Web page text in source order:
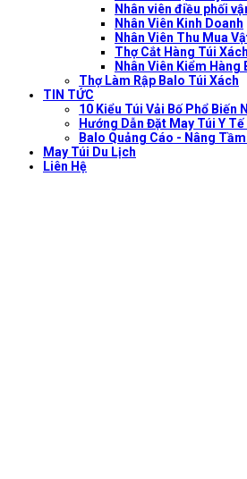
Nhân viên điều phối
Nhân Viên Kinh Doanh
Nhân Viên Thu Mua
Thợ Cắt Hàng Túi Xách
Nhân Viên Kiểm Hàng
Thợ Làm Rập Balo Túi Xách
TIN TỨC
10 Kiểu Túi Vải Bố Phổ Biến
Hướng Dẫn Đặt May Túi Y
Balo Quảng Cáo - Nâng
May Túi Du Lịch
Liên Hệ